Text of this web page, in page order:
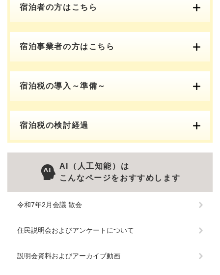
宿泊者の方はこちら
宿泊事業者の方はこちら
宿泊税の導入～準備～
宿泊税の検討経過
AI（人工知能）は
こんなページをおすすめします
令和7年2月会議 散会
住民説明会およびアンケートについて
説明会資料およびアーカイブ動画